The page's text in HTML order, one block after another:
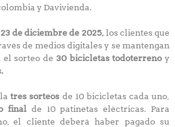
y Davivienda.
de diciembre de 2025, los clientes que
de medios digitales y se mantengan
sorteo de 30 bicicletas todoterrenoy
tres sorteos de 10 bicicletas cada uno,
final de 10 patinetas eléctricas. Para
el cliente deberá haber pagado su